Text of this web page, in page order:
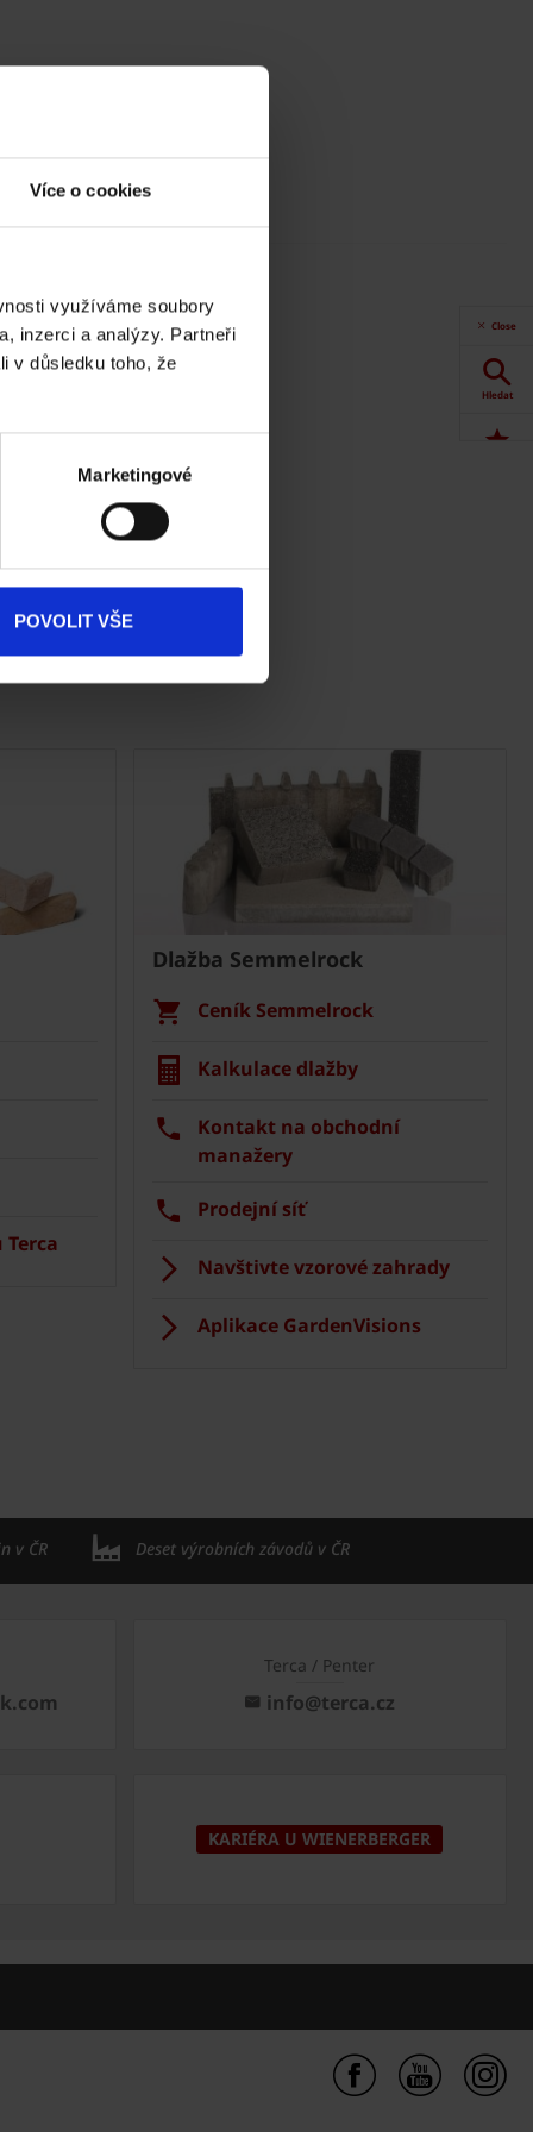
Více o cookies
využíváme soubory
inzerci a analýzy. Partneři
v důsledku toho, že
Marketingové
POVOLIT VŠE
Dlažba Semmelrock
Ceník Semmelrock
Kalkulace dlažby
Kontakt na obchodní
manažery
Prodejní síť
Navštivte vzorové zahrady
Aplikace GardenVisions
Close
Hledat
v ČR Deset výrobních závodů v ČR
Terca / Penter
info@terca.cz
KARIÉRA U WIENERBERGER